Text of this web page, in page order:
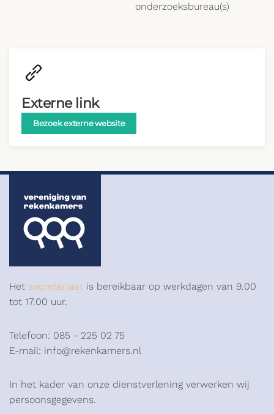
onderzoeksbureau(s)
Externe link
Bezoek externe website
Het secretariaat is bereikbaar op werkdagen van 9.00
tot 17.00 uur.
Telefoon: 085 - 225 02 75
E-mail: info@rekenkamers.nl
In het kader van onze dienstverlening verwerken wij
persoonsgegevens.